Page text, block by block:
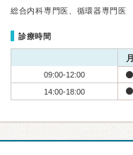
総合内科専門医、循環器専門医
診療時間
月
09:00-12:00
14:00-18:00